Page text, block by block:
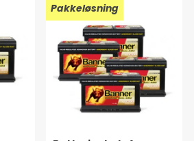
Pakkeløsning